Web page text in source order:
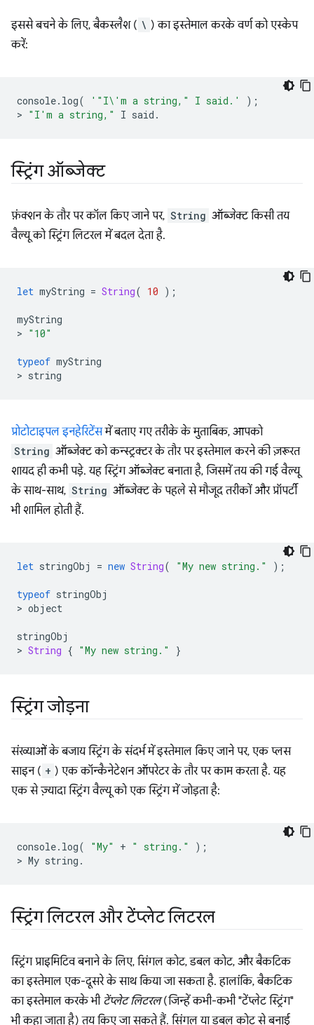
इससे बचने के लिए, बैकस्लैश ( \ ) का इस्तेमाल करके वर्ण को एस्केप
करें:
console. log( '"I\'m a string," I said.'
);
> "I'm a string," I said .
स्ट्रिंग ऑब्जेक्ट
फ़ंक्शन के तौर पर कॉल किए जाने पर, String ऑब्जेक्ट किसी तय
वैल्यू को स्ट्रिंग लिटरल में बदल देता है.
let myString = String( 10 );
myString
> "10"
typeof myString
> string
प्रोटोटाइपल इनहेरिटेंसमें बताए गए तरीके के मुताबिक, आपको
String ऑब्जेक्ट को कन्स्ट्रक्टर के तौर पर इस्तेमाल करने की ज़रूरत
शायद ही कभी पड़े. यह स्ट्रिंग ऑब्जेक्ट बनाता है, जिसमें तय की गई वैल्यू
के साथ-साथ, String ऑब्जेक्ट के पहले से मौजूद तरीकों और प्रॉपर्टी
भी शामिल होती हैं.
let stringObj = new String( "My new string." );
typeof stringObj
> object
stringObj
> String { "My new string." }
स्ट्रिंग जोड़ना
संख्याओं के बजाय स्ट्रिंग के संदर्भ में इस्तेमाल किए जाने पर, एक प्लस
साइन ( + ) एक कॉन्कैनेटेशन ऑपरेटर के तौर पर काम करता है. यह
एक से ज़्यादा स्ट्रिंग वैल्यू को एक स्ट्रिंग में जोड़ता है:
console. log( "My" + " string."
);
> My string .
स्ट्रिंग लिटरल और टेंप्लेट लिटरल
स्ट्रिंग प्राइमिटिव बनाने के लिए, सिंगल कोट, डबल कोट, और बैकटिक
का इस्तेमाल एक-दूसरे के साथ किया जा सकता है. हालांकि, बैकटिक
का इस्तेमाल करके भी टेंप्लेट लिटरल(जिन्हें कभी-कभी "टेंप्लेट स्ट्रिंग"
भी कहा जाता है) तय किए जा सकते हैं. सिंगल या डबल कोट से बनाई